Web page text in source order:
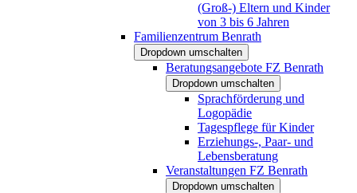
(Groß-) Eltern und Kinder
von 3 bis 6 Jahren
Familienzentrum Benrath
Dropdown umschalten
Beratungsangebote FZ Benrath
Dropdown umschalten
Sprachförderung und
Logopädie
Tagespflege für Kinder
Erziehungs-, Paar- und
Lebensberatung
Veranstaltungen FZ Benrath
Dropdown umschalten